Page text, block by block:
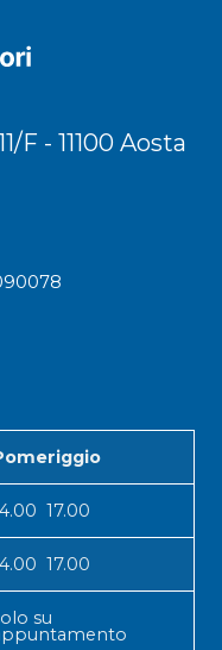
F - 11100 Aosta
17.00
17.00
su